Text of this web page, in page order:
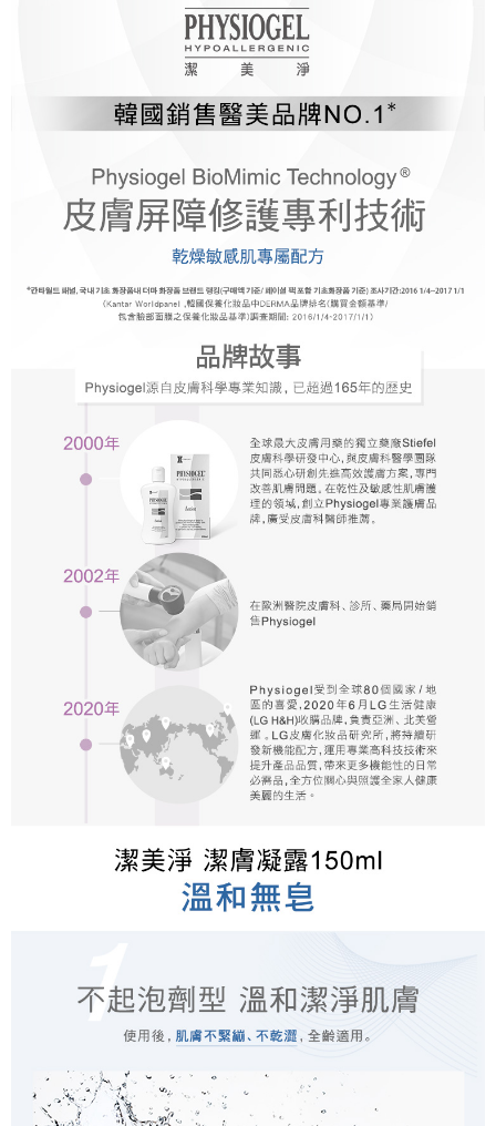
購買商品的店家。未經商家同意取消之訂單仍視為有效，需透過AFTEE先享
※ 交易是否成功請以「AFTEE先享後付 」之結帳頁面顯示為準，若有關於
是否繳費成功／繳費後需取消欲退款等相關疑問，請聯繫「AFTEE先享後付
客戶支援中心」https://netprotections.freshdesk.com/support/home
【注意事項】
易，需依本服務之必要範圍內提供個人資料，並將交易相關給付款項請求債
權轉讓予恩沛科技股份有限公司。
２．關於個人資料處理事宜，請瀏覽以下網址：
https://aftee.tw/terms/#terms3
３．未成年的使用者請事先徵得法定代理人或監護人之同意方可使用
任。
４．使用「AFTEE先享後付」時，將依據個別帳號之用戶狀況，依本公司即
５．嚴禁一人註冊多個帳號或使用他人資訊註冊。若發現惡意使用之情形，
恩沛科技股份有限公司將有權停止該用戶之使用額度並採取法律行動。